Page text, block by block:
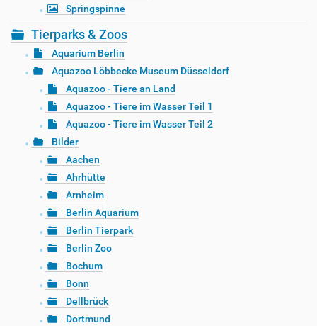
Springspinne
Tierparks & Zoos
Aquarium Berlin
Aquazoo Löbbecke Museum Düsseldorf
Aquazoo - Tiere an Land
Aquazoo - Tiere im Wasser Teil 1
Aquazoo - Tiere im Wasser Teil 2
Bilder
Aachen
Ahrhütte
Arnheim
Berlin Aquarium
Berlin Tierpark
Berlin Zoo
Bochum
Bonn
Dellbrück
Dortmund